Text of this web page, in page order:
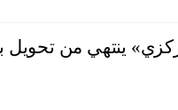
«المركزي» ينتهي من